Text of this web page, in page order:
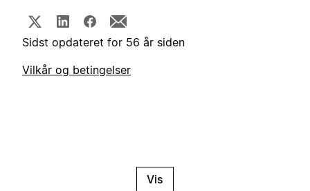
Sidst opdateret for 56 år siden
Vilkår og betingelser
Vis